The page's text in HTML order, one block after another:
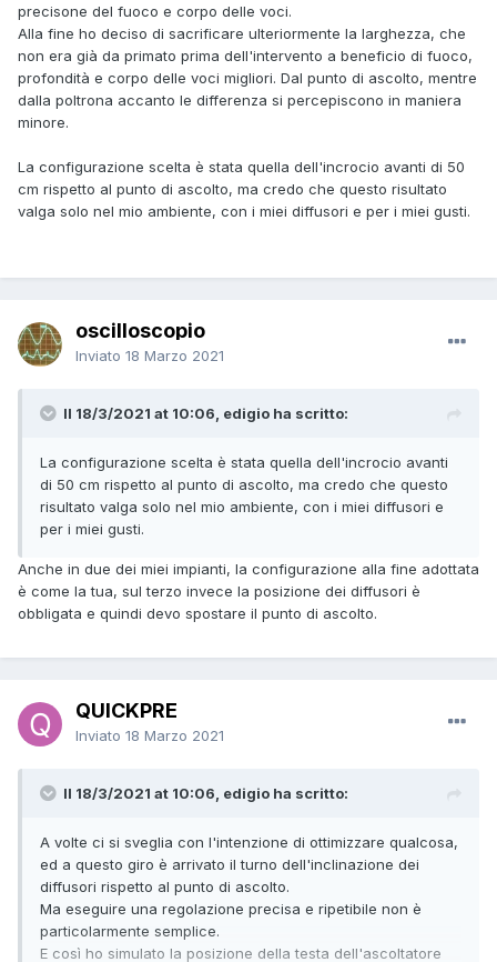
precisone del fuoco e corpo delle voci.
Alla fine ho deciso di sacrificare ulteriormente la larghezza, che
non era già da primato prima dell'intervento a beneficio di fuoco,
profondità e corpo delle voci migliori. Dal punto di ascolto, mentre
dalla poltrona accanto le differenza si percepiscono in maniera
minore.
La configurazione scelta è stata quella dell'incrocio avanti di 50
cm rispetto al punto di ascolto, ma credo che questo risultato
valga solo nel mio ambiente, con i miei diffusori e per i miei gusti.
oscilloscopio
Inviato 18 Marzo 2021
Il 18/3/2021 at 10:06, edigio ha scritto:
La configurazione scelta è stata quella dell'incrocio avanti
di 50 cm rispetto al punto di ascolto, ma credo che questo
risultato valga solo nel mio ambiente, con i miei diffusori e
per i miei gusti.
Anche in due dei miei impianti, la configurazione alla fine adottata
è come la tua, sul terzo invece la posizione dei diffusori è
obbligata e quindi devo spostare il punto di ascolto.
QUICKPRE
Inviato 18 Marzo 2021
Il 18/3/2021 at 10:06, edigio ha scritto:
A volte ci si sveglia con l'intenzione di ottimizzare qualcosa,
ed a questo giro è arrivato il turno dell'inclinazione dei
diffusori rispetto al punto di ascolto.
Ma eseguire una regolazione precisa e ripetibile non è
particolarmente semplice.
E così ho simulato la posizione della testa dell'ascoltatore